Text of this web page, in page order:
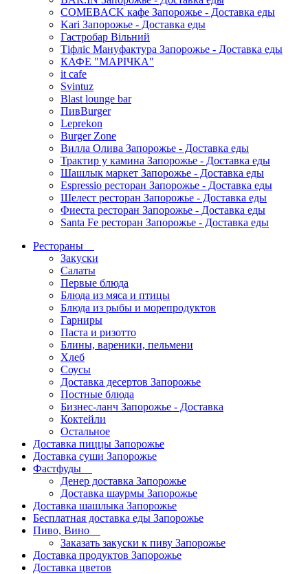
COMEBACK кафе Запорожье - Доставка еды
Kari Запорожье - Доставка еды
Гастробар Вільний
Тіфліс Мануфактура Запорожье - Доставка еды
КАФЕ "МАРІЧКА"
it cafe
Svintuz
Blast lounge bar
ПивBurger
Leprekon
Burger Zone
Вилла Олива Запорожье - Доставка еды
Трактир у камина Запорожье - Доставка еды
Шашлык маркет Запорожье - Доставка еды
Espressio ресторан Запорожье - Доставка еды
Шелест ресторан Запорожье - Доставка еды
Фиеста ресторан Запорожье - Доставка еды
Santa Fe ресторан Запорожье - Доставка еды
Рестораны
Закуски
Салаты
Первые блюда
Блюда из мяса и птицы
Блюда из рыбы и морепродуктов
Гарниры
Паста и ризотто
Блины, вареники, пельмени
Хлеб
Соусы
Доставка десертов Запорожье
Постные блюда
Бизнес-ланч Запорожье - Доставка
Коктейли
Остальное
Доставка пиццы Запорожье
Доставка суши Запорожье
Фастфуды
Денер доставка Запорожье
Доставка шаурмы Запорожье
Доставка шашлыка Запорожье
Бесплатная доставка еды Запорожье
Пиво, Вино
Заказать закуски к пиву Запорожье
Доставка продуктов Запорожье
Доставка цветов